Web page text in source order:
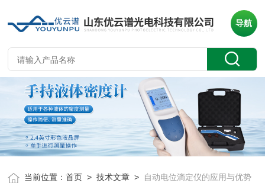
导航
当前位置：首页 >技术文章 > 自动电位滴定仪的应用与优势